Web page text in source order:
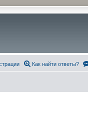
Как найти ответы?